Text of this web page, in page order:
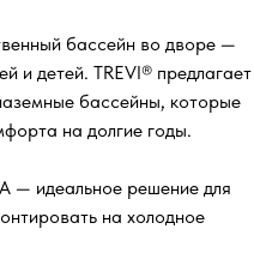
бассейн во дворе —
и детей. TREVI® предлагает
бассейны, которые
на долгие годы.
— идеальное решение для
на холодное